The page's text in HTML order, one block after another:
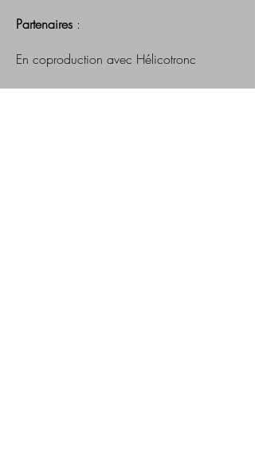
Partenaires :
En coproduction avec Hélicotronc